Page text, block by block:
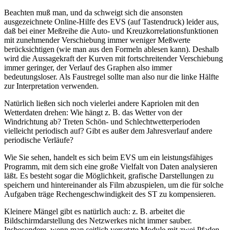
Beachten muß man, und da schweigt sich die ansonsten
ausgezeichnete Online-Hilfe des EVS (auf Tastendruck) leider aus,
daß bei einer Meßreihe die Auto- und Kreuzkorrelationsfunktionen
mit zunehmender Verschiebung immer weniger Meßwerte
berücksichtigen (wie man aus den Formeln ablesen kann). Deshalb
wird die Aussagekraft der Kurven mit fortschreitender Verschiebung
immer geringer, der Verlauf des Graphen also immer
bedeutungsloser. Als Faustregel sollte man also nur die linke Hälfte
zur Interpretation verwenden.
Natürlich ließen sich noch vielerlei andere Kapriolen mit den
Wetterdaten drehen: Wie hängt z. B. das Wetter von der
Windrichtung ab? Treten Schön- und Schlechtwetterperioden
vielleicht periodisch auf? Gibt es außer dem Jahresverlauf andere
periodische Verläufe?
Wie Sie sehen, handelt es sich beim EVS um ein leistungsfähiges
Programm, mit dem sich eine große Vielfalt von Daten analysieren
läßt. Es besteht sogar die Möglichkeit, grafische Darstellungen zu
speichern und hintereinander als Film abzuspielen, um die für solche
Aufgaben träge Rechengeschwindigkeit des ST zu kompensieren.
Kleinere Mängel gibt es natürlich auch: z. B. arbeitet die
Bildschirmdarstellung des Netzwerkes nicht immer sauber.